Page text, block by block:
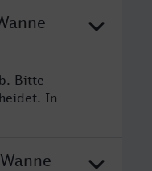
Bitte
In